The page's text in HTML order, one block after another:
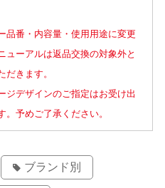
品番・内容量・使用用途に変更
ューアルは返品交換の対象外と
だきます。
ジデザインのご指定はお受け出
。予めご了承ください。
ブランド別